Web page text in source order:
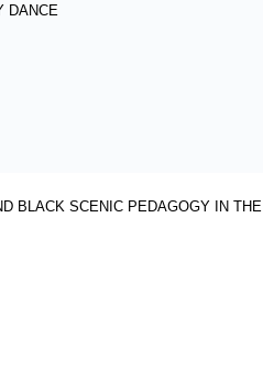
DANCE
BLACK SCENIC PEDAGOGY IN THE